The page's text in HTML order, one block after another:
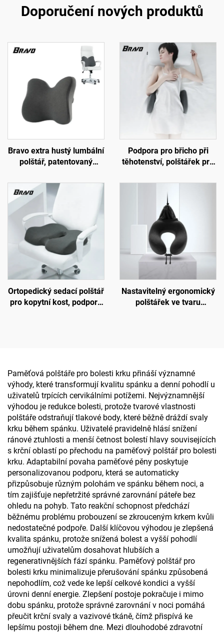
Doporučení nových produktů
Bravo extra hustý lumbální
polštář, patentovaný
polštář pro podporu
bederní oblasti, podložka
B11
Podpora pro břicho při
těhotenství, polštářek pro
lože, podložka W2
Ortopedický sedací polštář
pro kopytní kost, podpora
Nastavitelný ergonomický
polštářek ve tvaru
Paměťová polštáře pro bolesti krku přináší významné
výhody, které transformují kvalitu spánku a denní pohodlí u
uživatelů trpících cervikálními potížemi. Nejvýznamnější
výhodou je redukce bolesti, protože tvarové vlastnosti
polštáře odstraňují tlakové body, které běžně dráždí svaly
krku během spánku. Uživatelé pravidelně hlásí snížení
ránové ztuhlosti a menší četnost bolestí hlavy souvisejících
s krční oblastí po přechodu na paměťový polštář pro bolesti
krku. Adaptabilní povaha paměťové pěny poskytuje
personalizovanou podporu, která se automaticky
přizpůsobuje různým polohám ve spánku během noci, a
tím zajišťuje nepřetržité správné zarovnání páteře bez
ohledu na pohyb. Tato reakční schopnost předchází
běžnému problému probouzení se zkrouceným krkem kvůli
nedostatečné podpoře. Další klíčovou výhodou je zlepšená
kvalita spánku, protože snížená bolest a vyšší pohodlí
umožňují uživatelům dosahovat hlubších a
regenerativnějších fází spánku. Paměťový polštář pro
bolesti krku minimalizuje přerušování spánku způsobená
nepohodlím, což vede ke lepší celkové kondici a vyšší
úrovni denní energie. Zlepšení postoje pokračuje i mimo
dobu spánku, protože správné zarovnání v noci pomáhá
přeučit krční svaly a vazivové tkáně, čímž přispívá ke
lepšímu postoji během dne. Mezi dlouhodobé zdravotní